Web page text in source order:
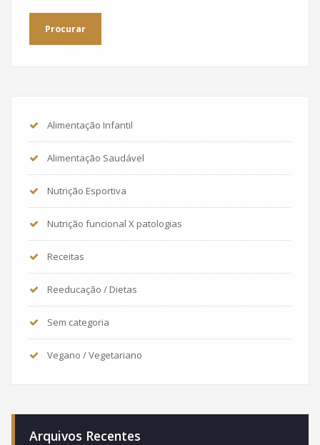
Alimentação Infantil
Alimentação Saudável
Nutrição Esportiva
Nutrição funcional X patologias
Receitas
Reeducação / Dietas
Sem categoria
Vegano / Vegetariano
Arquivos Recentes